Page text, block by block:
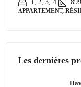
1, 2, 3, 4 899
APPARTEMENT,
Les dernières